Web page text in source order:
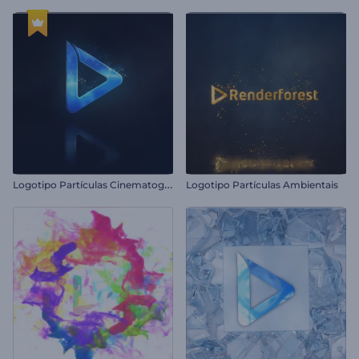
L
ogotipo Partículas Cinematográficas Logotipo Partículas Ambientais